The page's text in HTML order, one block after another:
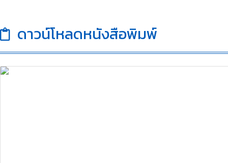
ดาวน์โหลดหนังสือพิมพ์